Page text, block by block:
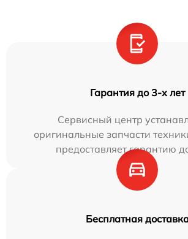
Гарантия до 3-х лет
Сервисный центр
оригинальные запчасти
предоставляет гарантию
Бесплатная